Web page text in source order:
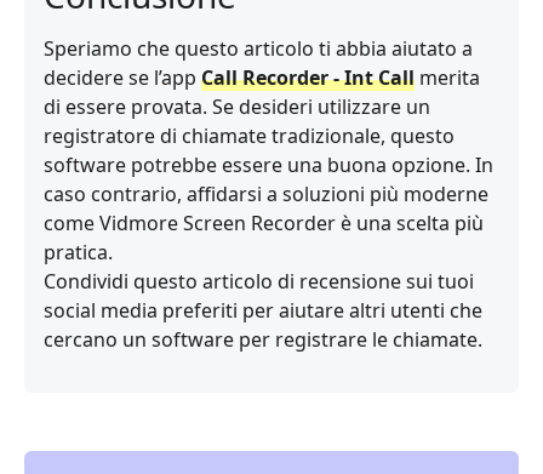
Speriamo che questo articolo ti abbia aiutato a
decidere se l’app Call Recorder - Int Call merita
di essere provata. Se desideri utilizzare un
registratore di chiamate tradizionale, questo
software potrebbe essere una buona opzione. In
caso contrario, affidarsi a soluzioni più moderne
come Vidmore Screen Recorder è una scelta più
pratica.
Condividi questo articolo di recensione sui tuoi
social media preferiti per aiutare altri utenti che
cercano un software per registrare le chiamate.